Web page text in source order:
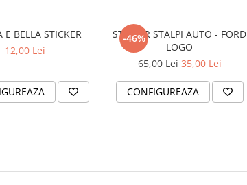
E BELLA STICKER
12,00 Lei
-46%
STICKER STALPI AUTO - FORD
LOGO
65,00 Lei35,00 Lei
CONFIGUREAZA